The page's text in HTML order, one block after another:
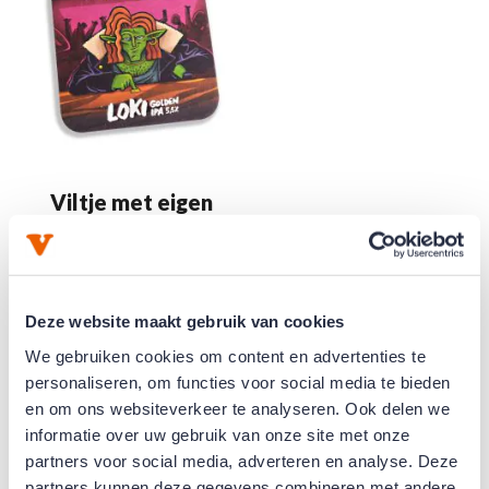
Deze website maakt gebruik van cookies
We gebruiken cookies om content en advertenties te
personaliseren, om functies voor social media te bieden
en om ons websiteverkeer te analyseren. Ook delen we
informatie over uw gebruik van onze site met onze
partners voor social media, adverteren en analyse. Deze
Viltje met eigen
€ 0,00